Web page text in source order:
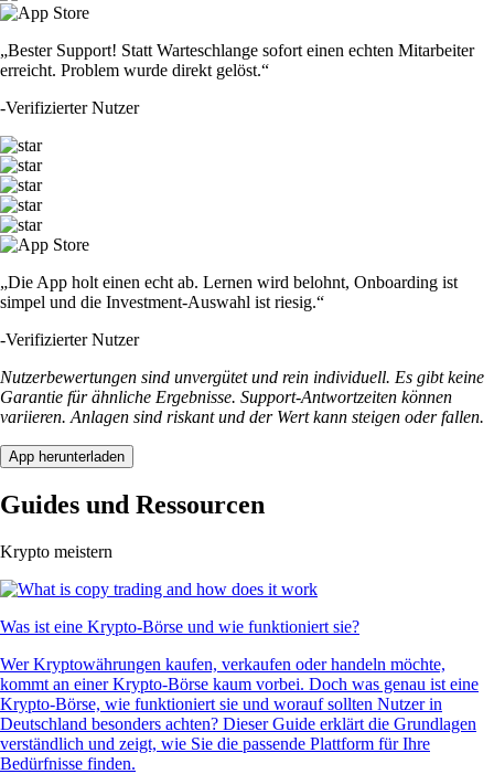
„Bester Support! Statt Warteschlange sofort einen echten Mitarbeiter
erreicht. Problem wurde direkt gelöst.“
-Verifizierter Nutzer
„Die App holt einen echt ab. Lernen wird belohnt, Onboarding ist
simpel und die Investment-Auswahl ist riesig.“
-Verifizierter Nutzer
Nutzerbewertungen sind unvergütet und rein individuell. Es gibt keine
Garantie für ähnliche Ergebnisse. Support-Antwortzeiten können
variieren. Anlagen sind riskant und der Wert kann steigen oder fallen.
App herunterladen
Guides und Ressourcen
Krypto meistern
Was ist eine Krypto-Börse und wie funktioniert sie?
Wer Kryptowährungen kaufen, verkaufen oder handeln möchte,
kommt an einer Krypto-Börse kaum vorbei. Doch was genau ist eine
Krypto-Börse, wie funktioniert sie und worauf sollten Nutzer in
Deutschland besonders achten? Dieser Guide erklärt die Grundlagen
verständlich und zeigt, wie Sie die passende Plattform für Ihre
Bedürfnisse finden.